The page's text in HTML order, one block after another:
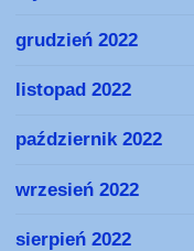
grudzień 2022
listopad 2022
październik 2022
wrzesień 2022
sierpień 2022